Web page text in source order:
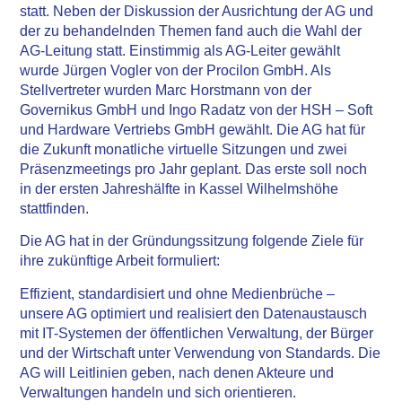
statt. Neben der Diskussion der Ausrichtung der AG und
der zu behandelnden Themen fand auch die Wahl der
AG-Leitung statt. Einstimmig als AG-Leiter gewählt
wurde Jürgen Vogler von der Procilon GmbH. Als
Stellvertreter wurden Marc Horstmann von der
Governikus GmbH und Ingo Radatz von der HSH – Soft
und Hardware Vertriebs GmbH gewählt. Die AG hat für
die Zukunft monatliche virtuelle Sitzungen und zwei
Präsenzmeetings pro Jahr geplant. Das erste soll noch
in der ersten Jahreshälfte in Kassel Wilhelmshöhe
stattfinden.
Die AG hat in der Gründungssitzung folgende Ziele für
ihre zukünftige Arbeit formuliert:
Effizient, standardisiert und ohne Medienbrüche –
unsere AG optimiert und realisiert den Datenaustausch
mit IT-Systemen der öffentlichen Verwaltung, der Bürger
und der Wirtschaft unter Verwendung von Standards. Die
AG will Leitlinien geben, nach denen Akteure und
Verwaltungen handeln und sich orientieren.